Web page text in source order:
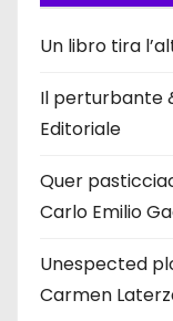
Un libro tira
Il perturbante
Editoriale
Quer
Carlo Emilio
Unespected
Carmen